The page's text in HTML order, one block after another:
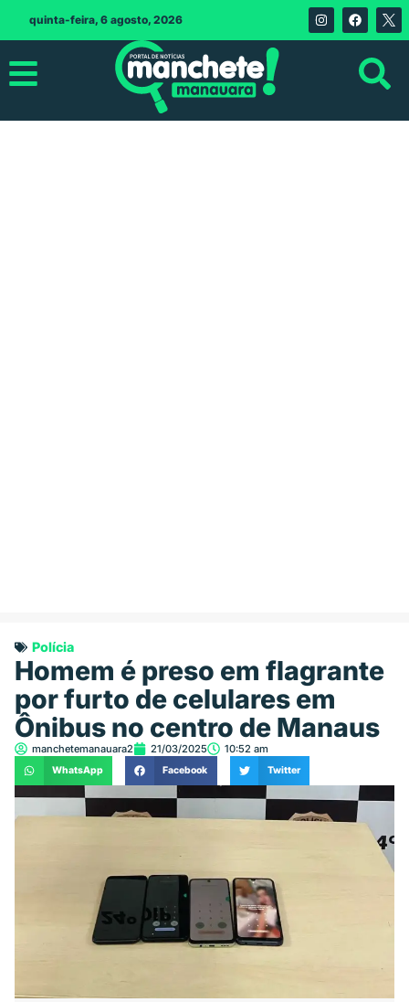
quinta-feira, 6 agosto, 2026
Polícia
Homem é preso em flagrante
por furto de celulares em
Ônibus no centro de Manaus
manchetemanauara2 21/03/2025 10:52 am
WhatsApp Facebook Twitter